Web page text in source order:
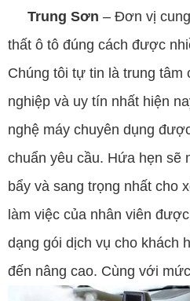
Trung Sơn – Đơn vị
thất ô tô đúng cách được
Chúng tôi tự tin là trung tâm
nghiệp và uy tín nhất hiện
nghệ máy chuyên dụng
chuẩn yêu cầu. Hứa hẹn sẽ
bẩy và sang trọng nhất cho
làm việc của nhân viên
dạng gói dịch vụ cho khách
đến nâng cao. Cùng với